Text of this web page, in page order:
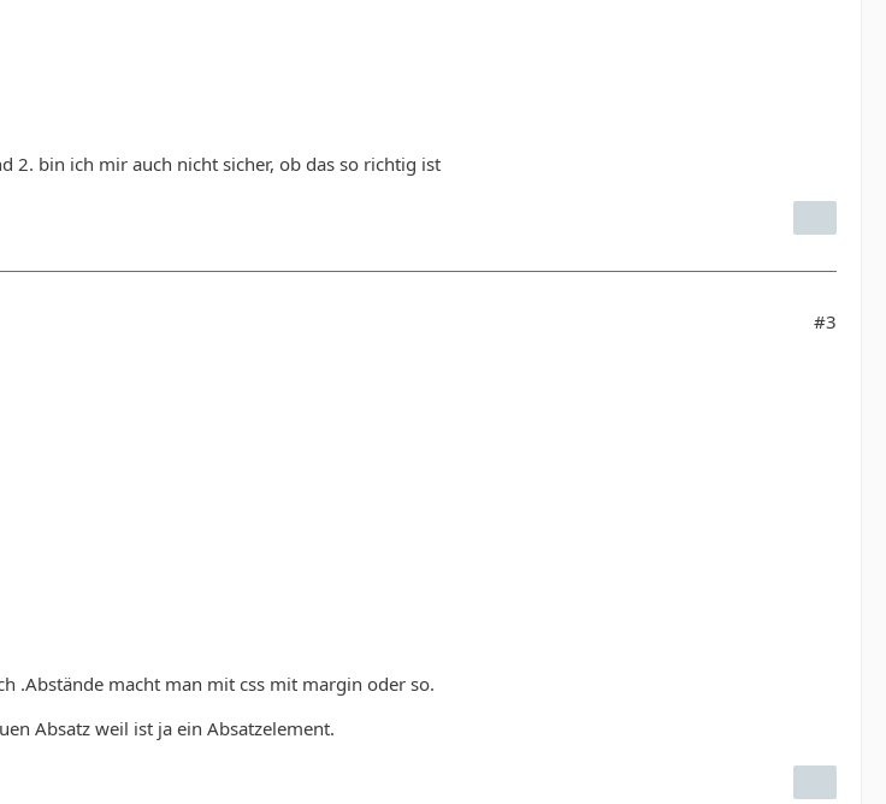
2. bin ich mir auch nicht sicher, ob das so richtig ist
#3
.Abstände macht man mit css mit margin oder so.
Absatz weil ist ja ein Absatzelement.